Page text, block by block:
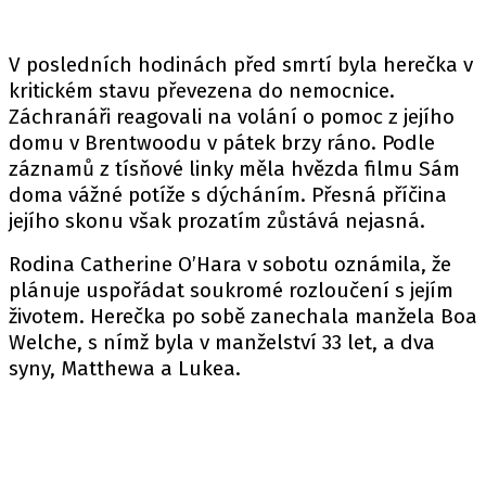
V posledních hodinách před smrtí byla herečka v
kritickém stavu převezena do nemocnice.
Záchranáři reagovali na volání o pomoc z jejího
domu v Brentwoodu v pátek brzy ráno. Podle
záznamů z tísňové linky měla hvězda filmu Sám
doma vážné potíže s dýcháním. Přesná příčina
jejího skonu však prozatím zůstává nejasná.
Rodina Catherine O’Hara v sobotu oznámila, že
plánuje uspořádat soukromé rozloučení s jejím
životem. Herečka po sobě zanechala manžela Boa
Welche, s nímž byla v manželství 33 let, a dva
syny, Matthewa a Lukea.